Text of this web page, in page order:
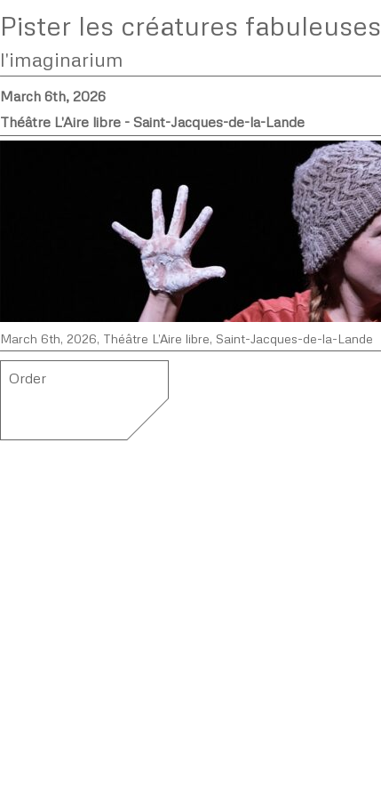
Pister les créatures fabuleuses
l'imaginarium
March 6th, 2026
Théâtre L'Aire libre - Saint-Jacques-de-la-Lande
March 6th, 2026, Théâtre L’Aire libre, Saint-Jacques-de-la-Lande
Order